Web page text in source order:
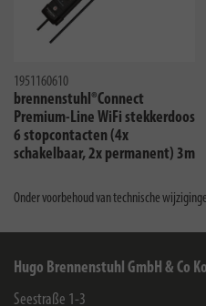
1951160610
brennenstuhl®Connect
Premium-Line WiFi stekkerdoos
6 stopcontacten (4x
schakelbaar, 2x permanent) 3m
Onder voorbehoud van technische
Hugo Brennenstuhl GmbH & Co
Seestraße 1-3